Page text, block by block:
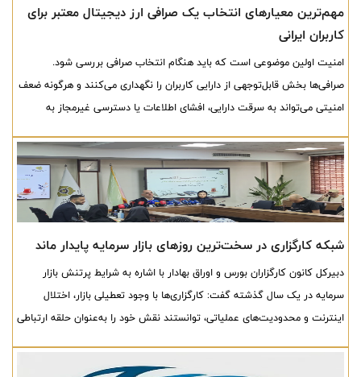
مهم‌ترین معیارهای انتخاب یک صرافی ارز دیجیتال معتبر برای
کاربران ایرانی
امنیت اولین موضوعی است که باید هنگام انتخاب صرافی بررسی شود.
صرافی‌ها بخش قابل‌توجهی از دارایی کاربران را نگهداری می‌کنند و هرگونه ضعف
امنیتی می‌تواند به سرقت دارایی، افشای اطلاعات یا دسترسی غیرمجاز به
شبکه کارگزاری در سخت‌ترین روزهای بازار سرمایه پایدار ماند
دبیرکل کانون کارگزاران بورس و اوراق بهادار با اشاره به شرایط پرتنش بازار
سرمایه در یک سال گذشته گفت: کارگزاری‌ها با وجود تعطیلی بازار، اختلال
اینترنت و محدودیت‌های عملیاتی، توانستند نقش خود را به‌عنوان حلقه ارتباطی